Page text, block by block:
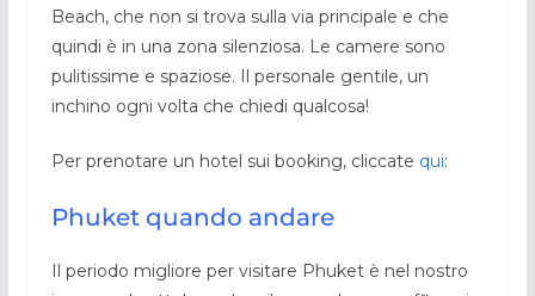
Beach, che non si trova sulla via principale e che
quindi è in una zona silenziosa. Le camere sono
pulitissime e spaziose. Il personale gentile, un
inchino ogni volta che chiedi qualcosa!
Per prenotare un hotel sui booking, cliccate qui:
Phuket quando andare
Il periodo migliore per visitare Phuket è nel nostro